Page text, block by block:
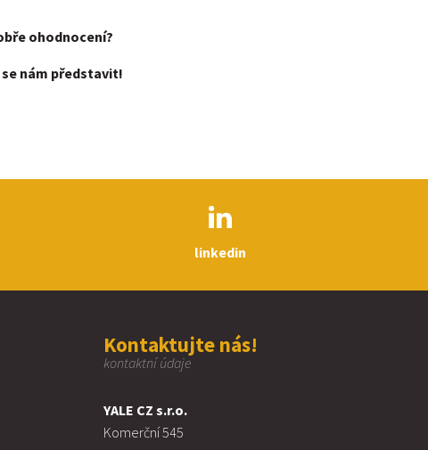
ohodnocení?
nám představit!
linkedin
Kontaktujte nás!
kontaktní údaje
YALE CZ s.r.o.
Komerční 545